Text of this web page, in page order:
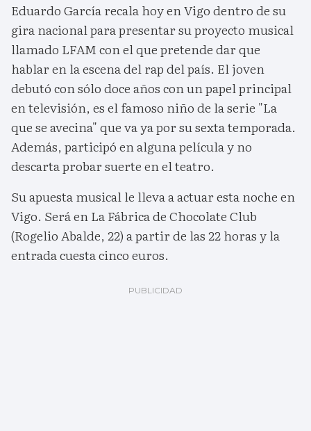
Eduardo García recala hoy en Vigo dentro de su
gira nacional para presentar su proyecto musical
llamado LFAM con el que pretende dar que
hablar en la escena del rap del país. El joven
debutó con sólo doce años con un papel principal
en televisión, es el famoso niño de la serie "La
que se avecina" que va ya por su sexta temporada.
Además, participó en alguna película y no
descarta probar suerte en el teatro.
Su apuesta musical le lleva a actuar esta noche en
Vigo. Será en La Fábrica de Chocolate Club
(Rogelio Abalde, 22) a partir de las 22 horas y la
entrada cuesta cinco euros.